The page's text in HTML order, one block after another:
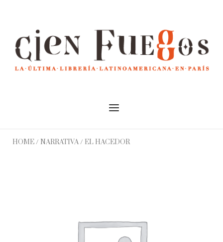
Menu
HOME/ NARRATIVA/ EL HACEDOR